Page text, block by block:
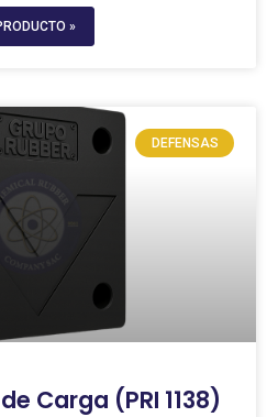
»
DEFENSAS
Carga (PRI 1138)